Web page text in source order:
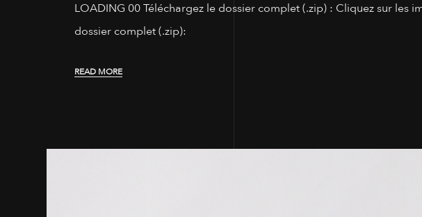
LOADING 00 Téléchargez le dossier complet (.zip) : Cliquez sur
dossier complet (.zip):
READ MORE